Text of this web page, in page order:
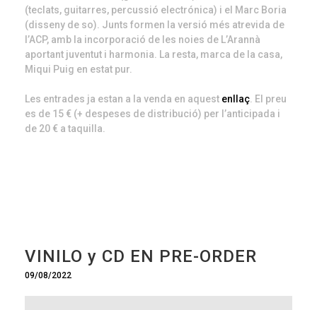
(teclats, guitarres, percussió electrónica) i el Marc Boria
(disseny de so). Junts formen la versió més atrevida de
l’ACP, amb la incorporació de les noies de L’Arannà
aportant juventut i harmonia. La resta, marca de la casa,
Miqui Puig en estat pur.
Les entrades ja estan a la venda en aquest enllaç . El preu
es de 15 € (+ despeses de distribució) per l’anticipada i
de 20 € a taquilla.
VINILO y CD EN PRE-ORDER
09/08/2022